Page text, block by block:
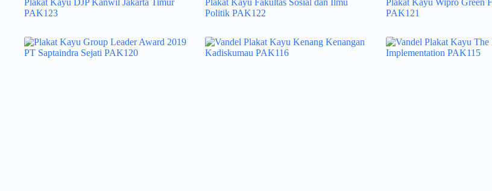
Plakat Kayu DJP Kanwil Jakarta Timur
PAK123
Plakat Kayu Fakultas Sosial dan Ilmu
Politik PAK122
Plakat Kayu Wipro Green
PAK121